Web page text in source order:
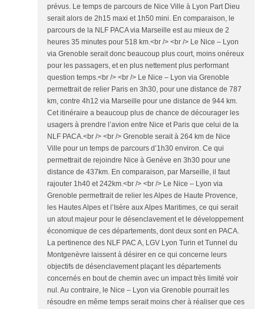
prévus. Le temps de parcours de Nice Ville à Lyon Part Dieu
serait alors de 2h15 maxi et 1h50 mini. En comparaison, le
parcours de la NLF PACA via Marseille est au mieux de 2
heures 35 minutes pour 518 km.<br /> <br /> Le Nice – Lyon
via Grenoble serait donc beaucoup plus court, moins onéreux
pour les passagers, et en plus nettement plus performant
question temps.<br /> <br /> Le Nice – Lyon via Grenoble
permettrait de relier Paris en 3h30, pour une distance de 787
km, contre 4h12 via Marseille pour une distance de 944 km.
Cet itinéraire a beaucoup plus de chance de décourager les
usagers à prendre l’avion entre Nice et Paris que celui de la
NLF PACA.<br /> <br /> Grenoble serait à 264 km de Nice
Ville pour un temps de parcours d’1h30 environ. Ce qui
permettrait de rejoindre Nice à Genève en 3h30 pour une
distance de 437km. En comparaison, par Marseille, il faut
rajouter 1h40 et 242km.<br /> <br /> Le Nice – Lyon via
Grenoble permettrait de relier les Alpes de Haute Provence,
les Hautes Alpes et l’Isère aux Alpes Maritimes, ce qui serait
un atout majeur pour le désenclavement et le développement
économique de ces départements, dont deux sont en PACA.
La pertinence des NLF PAC A, LGV Lyon Turin et Tunnel du
Montgenèvre laissent à désirer en ce qui concerne leurs
objectifs de désenclavement plaçant les départements
concernés en bout de chemin avec un impact très limité voir
nul. Au contraire, le Nice – Lyon via Grenoble pourrait les
résoudre en même temps serait moins cher à réaliser que ces